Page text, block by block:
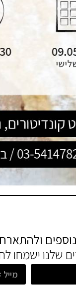
שלנו